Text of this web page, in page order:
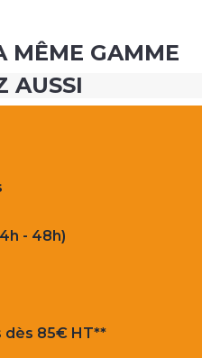
MÊME GAMME
AUSSI
- 48h)
85€ HT**